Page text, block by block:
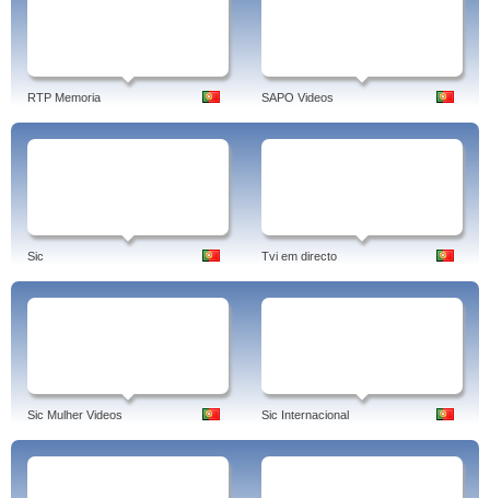
RTP Memoria SAPO Videos
Sic Tvi em directo
Sic Mulher Videos Sic Internacional